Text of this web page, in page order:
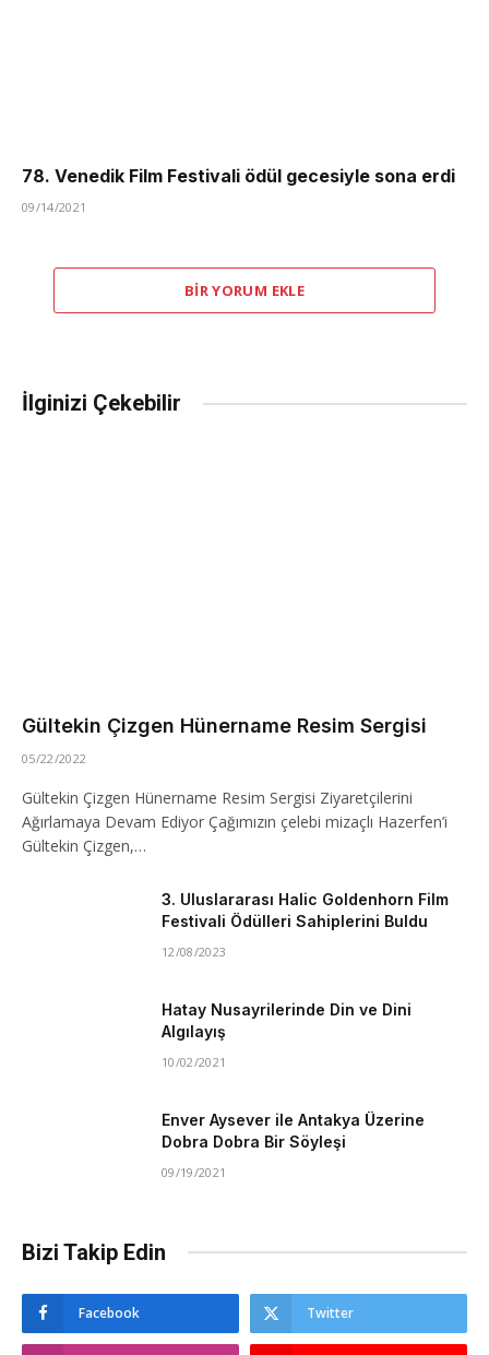
78. Venedik Film Festivali ödül gecesiyle sona erdi
09/14/2021
BIR YORUM EKLE
İlginizi Çekebilir
Gültekin Çizgen Hünername Resim Sergisi
05/22/2022
Gültekin Çizgen Hünername Resim Sergisi Ziyaretçilerini
Ağırlamaya Devam Ediyor Çağımızın çelebi mizaçlı Hazerfen’i
Gültekin Çizgen,…
3. Uluslararası Halic Goldenhorn Film
Festivali Ödülleri Sahiplerini Buldu
12/08/2023
Hatay Nusayrilerinde Din ve Dini
Algılayış
10/02/2021
Enver Aysever ile Antakya Üzerine
Dobra Dobra Bir Söyleşi
09/19/2021
Bizi Takip Edin
Facebook Twitter